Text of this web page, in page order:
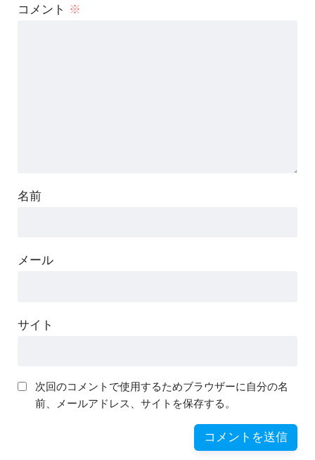
コメント ※
名前
メール
サイト
次回のコメントで使用するためブラウザーに自分の名
前、メールアドレス、サイトを保存する。